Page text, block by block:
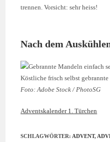
trennen. Vorsicht: sehr heiss!
Nach dem
Köstliche frisch selbst
Foto: Adobe Stock / PhotoSG
Adventskalender 1. Türchen
SCHLAGWÖRTER: ADVENT,